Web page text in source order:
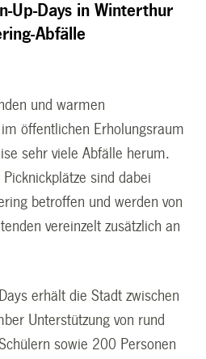
Up-Days in Winterthur
Abfälle
und warmen
öffentlichen Erholungsraum
sehr viele Abfälle herum.
sind dabei
betroffen und werden von
vereinzelt zusätzlich an
erhält die Stadt zwischen
Unterstützung von rund
sowie 200 Personen